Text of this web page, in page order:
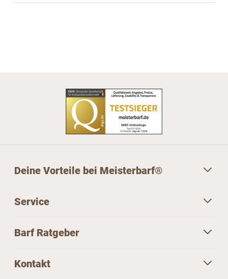
Deine Vorteile bei Meisterbarf®
Service
Barf Ratgeber
Kontakt